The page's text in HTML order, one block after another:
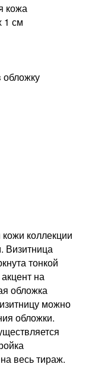
кожа
1 см
обложку
коллекции
Визитница
тонкой
на
обложка
можно
обложки.
весь тираж.